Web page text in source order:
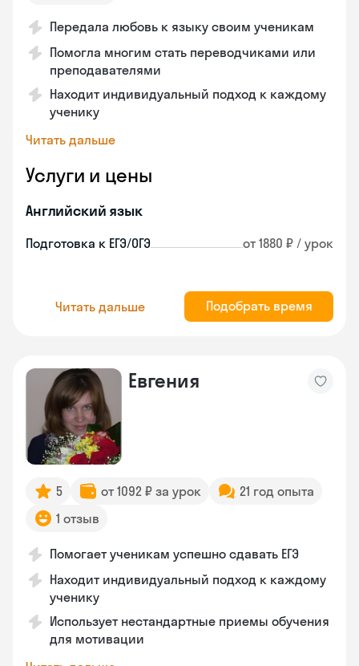
Передала любовь к языку своим ученикам
Помогла многим стать переводчиками или
преподавателями
Находит индивидуальный подход к каждому
ученику
Читать дальше
Услуги и цены
Английский язык
Подготовка к ЕГЭ/ОГЭ от 1880 ₽ / урок
Читать дальше Подобрать время
Евгения
5 от 1092 ₽ за урок
21 год опыта
1 отзыв
Помогает ученикам успешно сдавать ЕГЭ
Находит индивидуальный подход к каждому
ученику
Использует нестандартные приемы обучения
для мотивации